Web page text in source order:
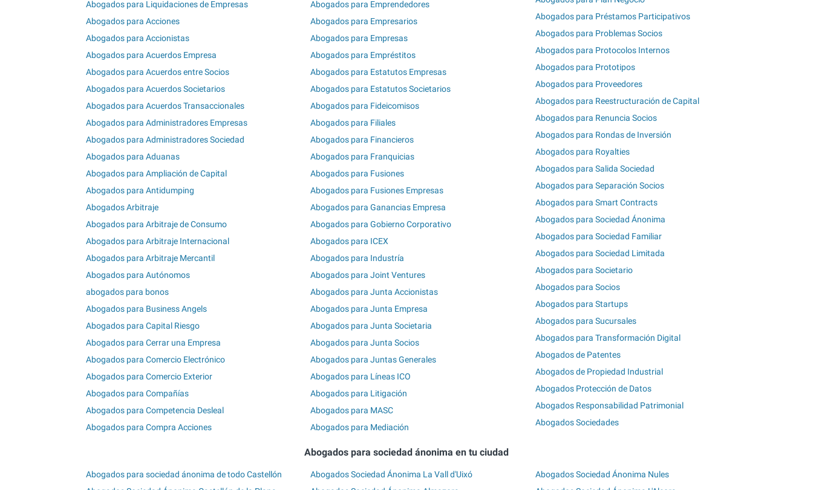
Abogados para Liquidaciones de Empresas
Abogados para Acciones
Abogados para Accionistas
Abogados para Acuerdos Empresa
Abogados para Acuerdos entre Socios
Abogados para Acuerdos Societarios
Abogados para Acuerdos Transaccionales
Abogados para Administradores Empresas
Abogados para Administradores Sociedad
Abogados para Aduanas
Abogados para Ampliación de Capital
Abogados para Antidumping
Abogados Arbitraje
Abogados para Arbitraje de Consumo
Abogados para Arbitraje Internacional
Abogados para Arbitraje Mercantil
Abogados para Autónomos
abogados para bonos
Abogados para Business Angels
Abogados para Capital Riesgo
Abogados para Cerrar una Empresa
Abogados para Comercio Electrónico
Abogados para Comercio Exterior
Abogados para Compañías
Abogados para Competencia Desleal
Abogados para Compra Acciones
Abogados para Emprendedores
Abogados para Empresarios
Abogados para Empresas
Abogados para Empréstitos
Abogados para Estatutos Empresas
Abogados para Estatutos Societarios
Abogados para Fideicomisos
Abogados para Filiales
Abogados para Financieros
Abogados para Franquicias
Abogados para Fusiones
Abogados para Fusiones Empresas
Abogados para Ganancias Empresa
Abogados para Gobierno Corporativo
Abogados para ICEX
Abogados para Industría
Abogados para Joint Ventures
Abogados para Junta Accionistas
Abogados para Junta Empresa
Abogados para Junta Societaria
Abogados para Junta Socios
Abogados para Juntas Generales
Abogados para Líneas ICO
Abogados para Litigación
Abogados para MASC
Abogados para Mediación
Abogados para Préstamos Participativos
Abogados para Problemas Socios
Abogados para Protocolos Internos
Abogados para Prototipos
Abogados para Proveedores
Abogados para Reestructuración de Capital
Abogados para Renuncia Socios
Abogados para Rondas de Inversión
Abogados para Royalties
Abogados para Salida Sociedad
Abogados para Separación Socios
Abogados para Smart Contracts
Abogados para Sociedad Ánonima
Abogados para Sociedad Familiar
Abogados para Sociedad Limitada
Abogados para Societario
Abogados para Socios
Abogados para Startups
Abogados para Sucursales
Abogados para Transformación Digital
Abogados de Patentes
Abogados de Propiedad Industrial
Abogados Protección de Datos
Abogados Responsabilidad Patrimonial
Abogados Sociedades
Abogados para sociedad ánonima en tu ciudad
Abogados para sociedad ánonima de todo Castellón
Abogados Sociedad Ánonima La Vall d'Uixó
Abogados Sociedad Ánonima Nules